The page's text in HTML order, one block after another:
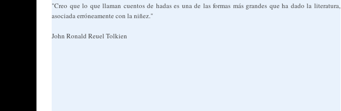
"Creo que lo que llaman cuentos de hadas es una de las formas más grandes que ha dado la literatura,
asociada erróneamente con la niñez."
John Ronald Reuel Tolkien